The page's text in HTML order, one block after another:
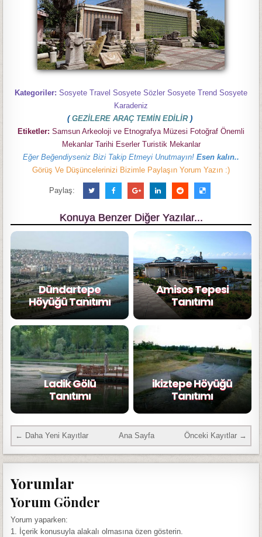
Kategoriler: Sosyete Travel Sosyete Sözler Sosyete Trend Sosyete
Karadeniz
(GEZİLERE ARAÇ TEMİN EDİLİR)
Etiketler: Samsun Arkeoloji ve Etnografya Müzesi Fotoğraf Önemli
Mekanlar Tarihi Eserler Turistik Mekanlar
Eğer Beğendiyseniz Bizi Takip Etmeyi Unutmayın! Esen kalın..
Görüş Ve Düşüncelerinizi Bizimle Paylaşın Yorum Yazın :)
Paylaş:
Konuya Benzer Diğer Yazılar...
Dündartepe
Höyüğü Tanıtımı
Amisos Tepesi
Tanıtımı
Ladik Gölü
Tanıtımı
ikiztepe Höyüğü
Tanıtımı
← Daha Yeni Kayıtlar Önceki Kayıtlar →
Ana Sayfa
Yorumlar
Yorum Gönder
Yorum yaparken:
1. İçerik konusuyla alakalı olmasına özen gösterin.